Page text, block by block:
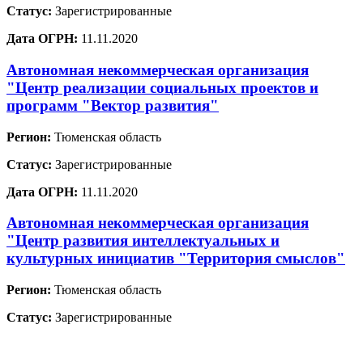
Статус: Зарегистрированные
Дата ОГРН: 11.11.2020
Автономная некоммерческая организация
"Центр реализации социальных проектов и
программ "Вектор развития"
Регион: Тюменская область
Статус: Зарегистрированные
Дата ОГРН: 11.11.2020
Автономная некоммерческая организация
"Центр развития интеллектуальных и
культурных инициатив "Территория смыслов"
Регион: Тюменская область
Статус: Зарегистрированные